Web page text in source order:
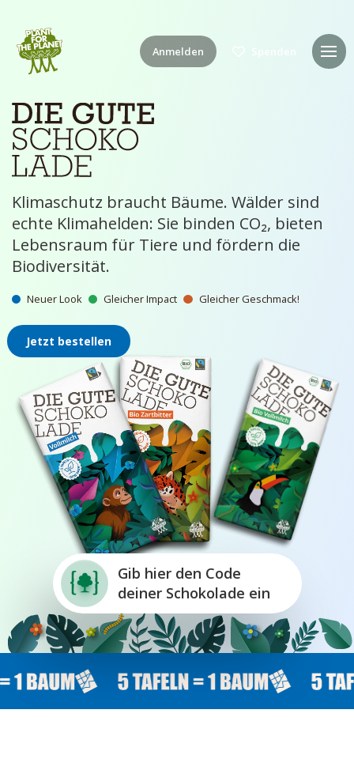
Anmelden Spenden
Klimaschutz braucht Bäume. Wälder sind
echte Klimahelden: Sie binden CO₂, bieten
Lebensraum für Tiere und fördern die
Biodiversität.
Neuer Look Gleicher Impact Gleicher Geschmack!
Jetzt bestellen
Gib hier den Code
deiner Schokolade ein